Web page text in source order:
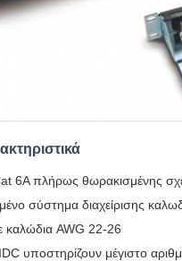
6A πλήρως θωρακισμένης
σύστημα διαχείρισης
καλώδια AWG 22-26
υποστηρίζουν μέγιστο